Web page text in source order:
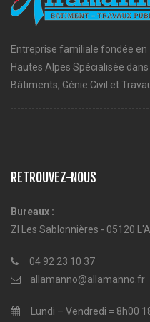
Entreprise familiale fondée en
Hautes Alpes Spécialisée
Bâtiments, Génie Civil et
RETROUVEZ-NOUS
Bureaux :
ZI Les Sablonnières - 05120
04 92 23 10 37
allamanno@allamanno.fr
Lundi – Vendredi = 8h00